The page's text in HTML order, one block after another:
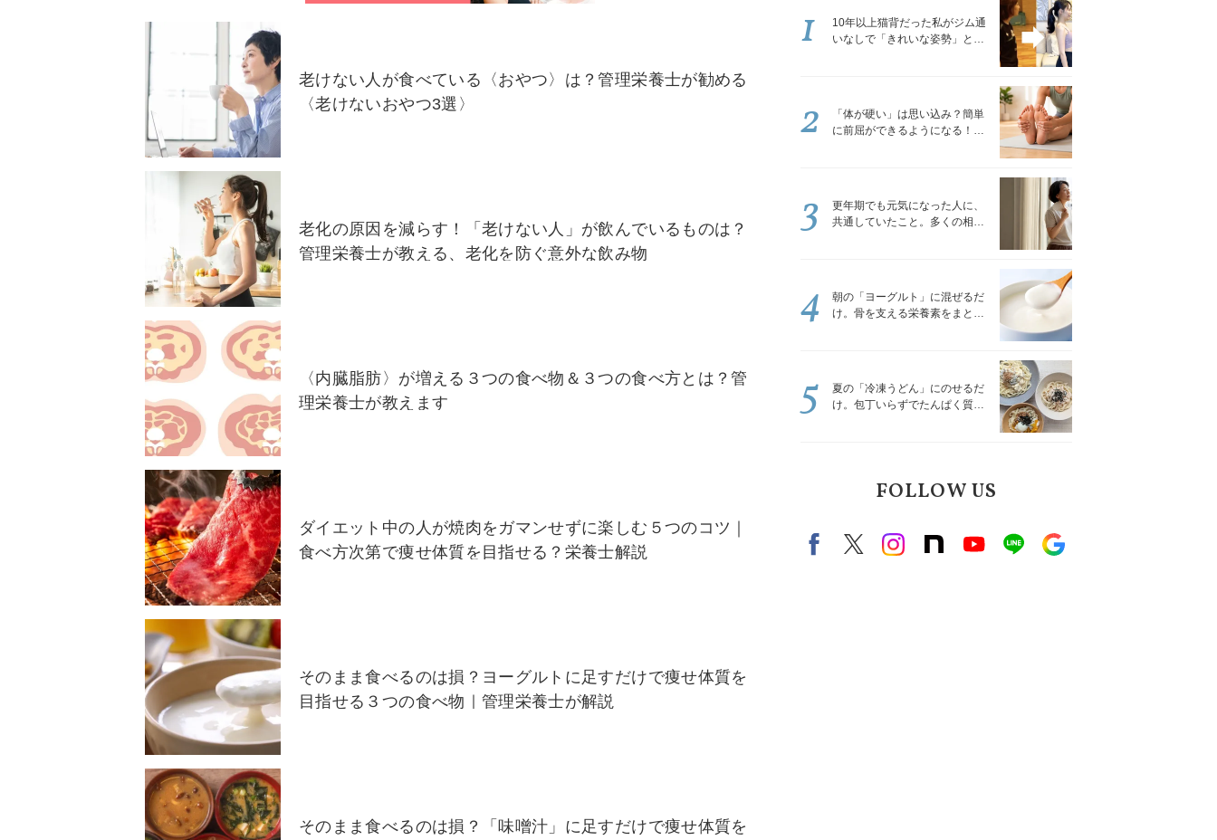
老けない人が食べている〈おやつ〉は？管理栄養士が勧める
〈老けないおやつ3選〉
老化の原因を減らす！「老けない人」が飲んでいるものは？
管理栄養士が教える、老化を防ぐ意外な飲み物
〈内臓脂肪〉が増える３つの食べ物＆３つの食べ方とは？管
理栄養士が教えます
ダイエット中の人が焼肉をガマンせずに楽しむ５つのコツ｜
食べ方次第で痩せ体質を目指せる？栄養士解説
そのまま食べるのは損？ヨーグルトに足すだけで痩せ体質を
目指せる３つの食べ物｜管理栄養士が解説
そのまま食べるのは損？「味噌汁」に足すだけで痩せ体質を
10年以上猫背だった私がジム通
いなしで「きれいな姿勢」と褒
1
「体が硬い」は思い込み？簡単
に前屈ができるようになる！腿
2
更年期でも元気になった人に、
共通していたこと。多くの相談
3
朝の「ヨーグルト」に混ぜるだ
け。骨を支える栄養素をまとめ
4
夏の「冷凍うどん」にのせるだ
け。包丁いらずでたんぱく質を
5
FOLLOW US
FacebookX（旧twitter）
instagram
note Youtubeline